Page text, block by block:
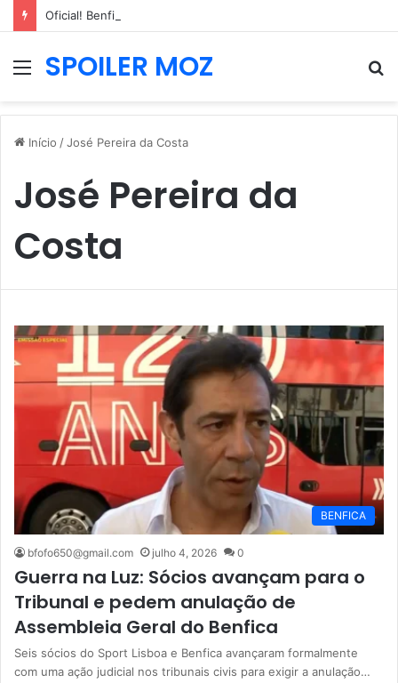
MenuSPOILER MOZ
Início /José Pereira da Costa
José Pereira da
Costa
BENFICA
bfofo650@gmail.com julho 4, 2026 0
Guerra na Luz: Sócios avançam para o
Tribunal e pedem anulação de
Assembleia Geral do Benfica
Seis sócios do Sport Lisboa e Benfica avançaram formalmente
com uma ação judicial nos tribunais civis para exigir a anulação…